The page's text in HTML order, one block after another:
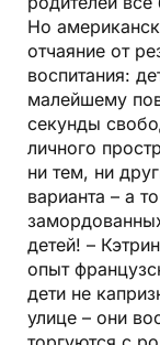
Но
отчаяние от
воспитания:
малейшему
секунды
личного
ни тем, ни
варианта – а
детей! –
опыт
дети не
улице – они